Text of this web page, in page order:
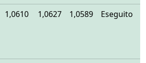
1,0610 1,0627 1,0589 Eseguito